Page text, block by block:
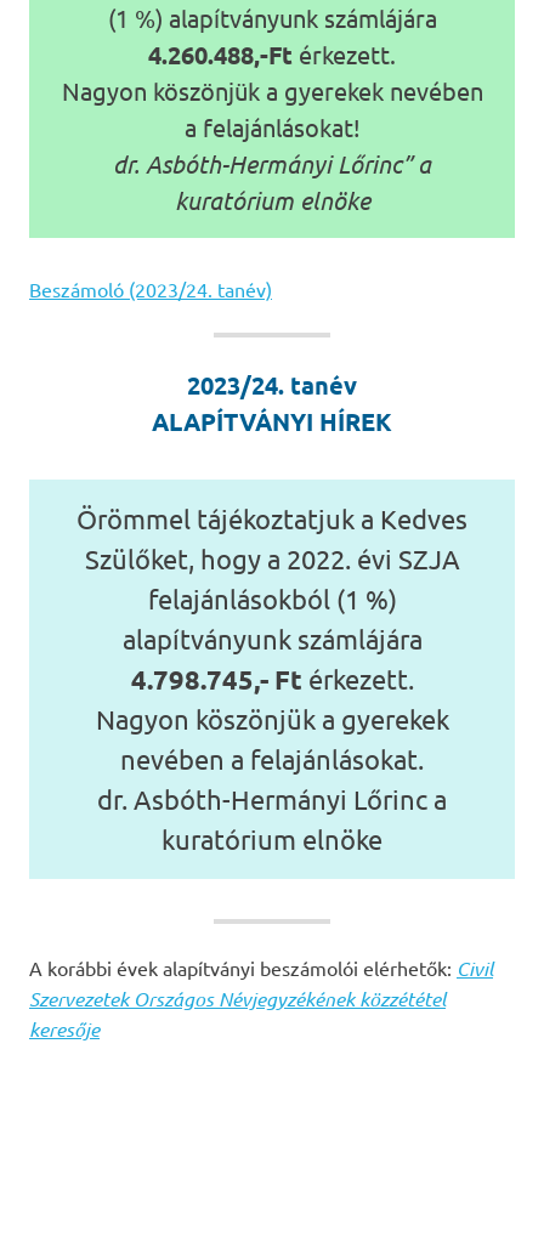
(1 %) alapítványunk számlájára
4.260.488,-Ft érkezett.
Nagyon köszönjük a gyerekek nevében
a felajánlásokat!
dr. Asbóth-Hermányi Lőrinc” a
kuratórium elnöke
Beszámoló (2023/24. tanév)
2023/24. tanév
ALAPÍTVÁNYI HÍREK
Örömmel tájékoztatjuk a Kedves
Szülőket, hogy a 2022. évi SZJA
felajánlásokból (1 %)
alapítványunk számlájára
4.798.745,- Ft érkezett.
Nagyon köszönjük a gyerekek
nevében a felajánlásokat.
dr. Asbóth-Hermányi Lőrinc a
kuratórium elnöke
A korábbi évek alapítványi beszámolói elérhetők: Civil
Szervezetek Országos Névjegyzékének közzététel
keresője